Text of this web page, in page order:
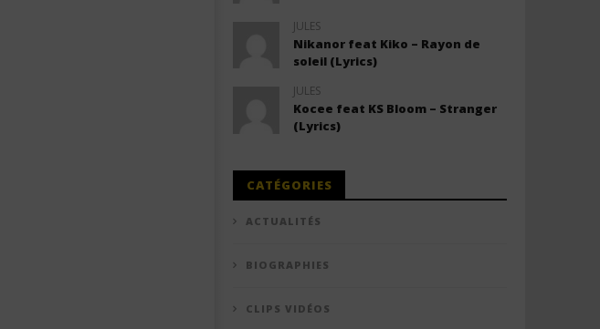
JULES
Nikanor feat Kiko – Rayon de
soleil (Lyrics)
JULES
Kocee feat KS Bloom – Stranger
(Lyrics)
CATÉGORIES
ACTUALITÉS
BIOGRAPHIES
CLIPS VIDÉOS